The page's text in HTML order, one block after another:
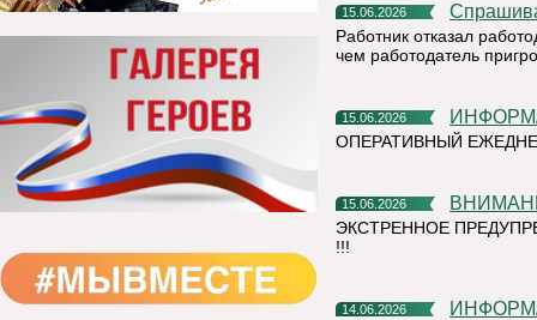
15.06.2026
Работник отказал
чем работодатель
15.06.2026
ОПЕРАТИВНЫЙ
15.06.2026
ЭКСТРЕННОЕ
!!!
14.06.2026